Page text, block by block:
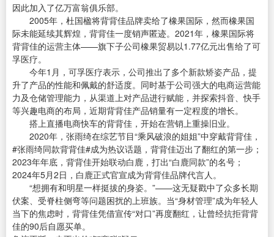
因此加入了亿万富翁俱乐部。
2005年，杜国楹将背背佳品牌卖给了橡果国际，然而橡果国
际未能延续其辉煌，背背佳一度销声匿迹。2021年，橡果国际将
背背佳的运营主体——旗下子公司橡果贸易以1.77亿元出售给了可
孚医疗。
今年1月，可孚医疗表示，公司推出了多个新款矫姿产品，提
升了产品的性能和佩戴的舒适度。同时基于公司强大的电商运营能
力及仓储管理能力，从渠道上对产品进行赋能，并探索抖音、快手
等兴趣电商的布局，近期背背佳产品销量有一定程度的增长。
搭上直播电商快车的背背佳，开始在营销上重操旧业。
2020年，张雨绮在综艺节目“乘风破浪的姐姐”中穿戴背背佳，
#张雨绮同款背背佳#成为热议话题，背背佳迈出了翻红的第一步；
2023年年底，背背佳开始联动白鹿，打出“白鹿同款”的名号；
2024年5月2日，白鹿正式官宣成为背背佳品牌代言人。
“想拥有和明星一样挺拔的身姿。”——这无疑戳中了众多长期
伏案、受脊柱侧弯等问题困扰的上班族。当“身材管理”成为年轻人
当下的焦虑时，背背佳凭借宣传“对口”再度翻红，让曾经抗拒背背
佳的90后自愿买单。